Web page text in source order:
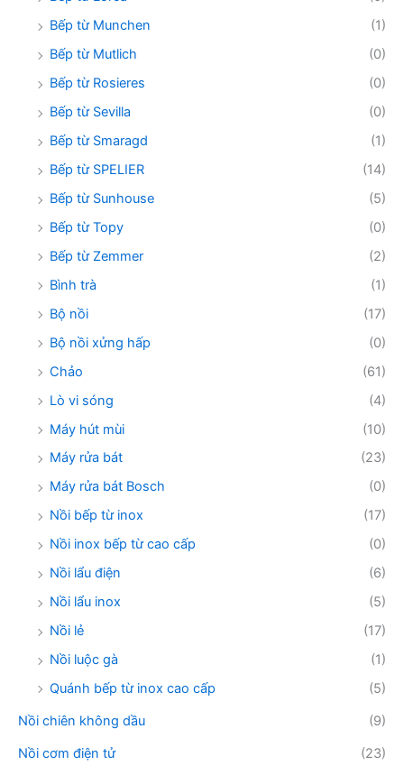
Bếp từ Munchen
(1)
Bếp từ Mutlich
(0)
Bếp từ Rosieres
(0)
Bếp từ Sevilla
(0)
Bếp từ Smaragd
(1)
Bếp từ SPELIER
(14)
Bếp từ Sunhouse
(5)
Bếp từ Topy
(0)
Bếp từ Zemmer
(2)
Bình trà
(1)
Bộ nồi
(17)
Bộ nồi xửng hấp
(0)
Chảo
(61)
Lò vi sóng
(4)
Máy hút mùi
(10)
Máy rửa bát
(23)
Máy rửa bát Bosch
(0)
Nồi bếp từ inox
(17)
Nồi inox bếp từ cao cấp
(0)
Nồi lẩu điện
(6)
Nồi lẩu inox
(5)
Nồi lẻ
(17)
Nồi luộc gà
(1)
Quánh bếp từ inox cao cấp
(5)
Nồi chiên không dầu
(9)
Nồi cơm điện tử
(23)